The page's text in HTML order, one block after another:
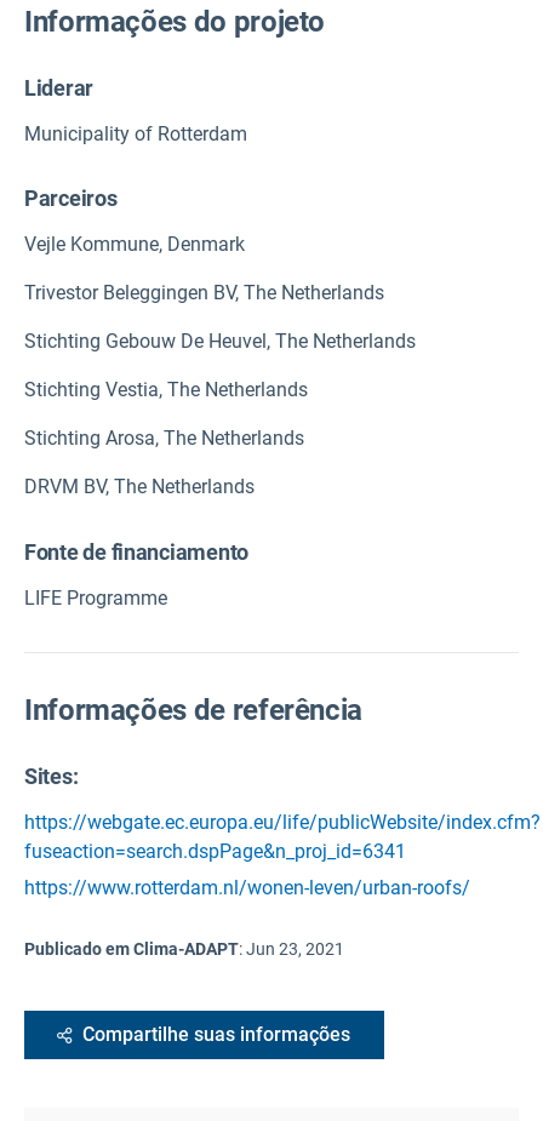
Informações do projeto
Liderar
Municipality of Rotterdam
Parceiros
Vejle Kommune, Denmark
Trivestor Beleggingen BV, The Netherlands
Stichting Gebouw De Heuvel, The Netherlands
Stichting Vestia, The Netherlands
Stichting Arosa, The Netherlands
DRVM BV, The Netherlands
Fonte de financiamento
LIFE Programme
Informações de referência
Sites:
https://webgate.ec.europa.eu/life/publicWebsite/index.cfm?
fuseaction=search.dspPage&n_proj_id=6341
https://www.rotterdam.nl/wonen-leven/urban-roofs/
Publicado em Clima-ADAPT:Jun 23, 2021
Compartilhe suas informações